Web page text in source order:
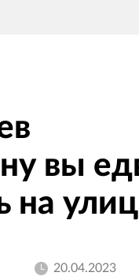
вы
на
20.04.2023